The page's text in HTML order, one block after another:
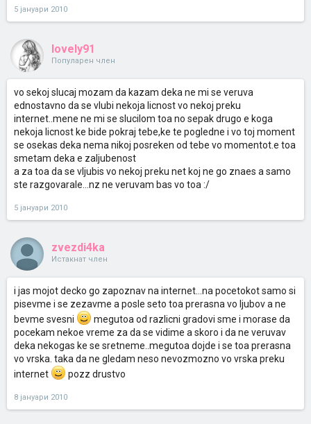
5 јануари 2010
lovely91
Популарен член
vo sekoj slucaj mozam da kazam deka ne mi se veruva
ednostavno da se vlubi nekoja licnost vo nekoj preku
internet..mene ne mi se slucilom toa no sepak drugo e koga
nekoja licnost ke bide pokraj tebe,ke te pogledne i vo toj moment
se osekas deka nema nikoj posreken od tebe vo momentot.e toa
smetam deka e zaljubenost
a za toa da se vljubis vo nekoj preku net koj ne go znaes a samo
ste razgovarale...nz ne veruvam bas vo toa :/
5 јануари 2010
zvezdi4ka
Истакнат член
i jas mojot decko go zapoznav na internet...na pocetokot samo si
pisevme i se zezavme a posle seto toa prerasna vo ljubov a ne
bevme svesni
megutoa od razlicni gradovi sme i morase da
pocekam nekoe vreme za da se vidime a skoro i da ne veruvav
deka nekogas ke se sretneme..megutoa dojde i se toa prerasna
vo vrska. taka da ne gledam neso nevozmozno vo vrska preku
internet
pozz drustvo
8 јануари 2010